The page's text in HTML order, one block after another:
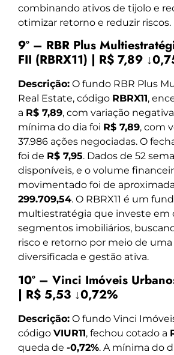
combinando ativos de tijolo e
otimizar retorno e reduzir riscos.
9º – RBR Plus
FII (RBRX11) | R$ 7,89
Descrição: O fundo RBR Plus
Real Estate, código RBRX11,
a R$ 7,89, com variação
mínima do dia foi R$ 7,89, com
37.986 ações negociadas. O
foi de R$ 7,95. Dados de 52
disponíveis, e o volume
movimentado foi de
299.709,54. O RBRX11 é um
multiestratégia que investe em
segmentos imobiliários,
risco e retorno por meio de uma
diversificada e gestão ativa.
10º – Vinci Imóveis
| R$ 5,53 ↓0,72%
Descrição: O fundo Vinci
código VIUR11, fechou cotado a
queda de -0,72%. A mínima do